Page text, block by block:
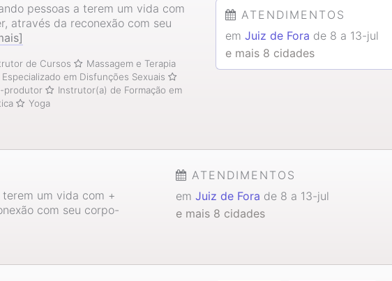
pessoas a terem um vida com
através da reconexão com seu
de Cursos
Massagem e Terapia
Especializado em Disfunções Sexuais
produtor
Instrutor(a) de Formação em
Yoga
ATENDIMENTOS
emJuiz de Fora de 8 a 13-jul
e mais 8 cidades
terem um vida com +
com seu corpo-
ATENDIMENTOS
em Juiz de Fora de 8 a 13-jul
e mais 8 cidades